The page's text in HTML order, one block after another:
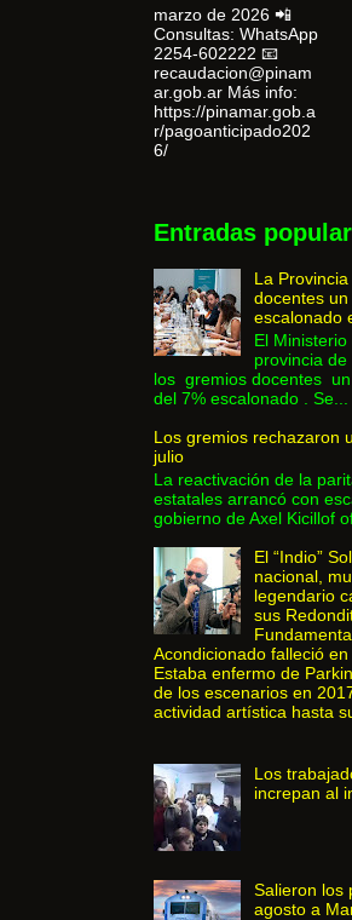
marzo de 2026 📲
Consultas: WhatsApp
2254-602222 📧
recaudacion@pinam
ar.gob.ar Más info:
https://pinamar.gob.a
r/pagoanticipado202
6/
Entradas
La
docentes
escalonado
El
provincia de
los gremios docentes
del 7% escalonado . Se...
Los gremios rechazaron
julio
La reactivación de la
estatales arrancó con
gobierno de Axel Kicillof
El “Indio”
nacional,
legendario
sus
Acondicionado falleció
Estaba enfermo de
de los escenarios en
actividad artística hasta
Los
increpan al
Salieron los
agosto a